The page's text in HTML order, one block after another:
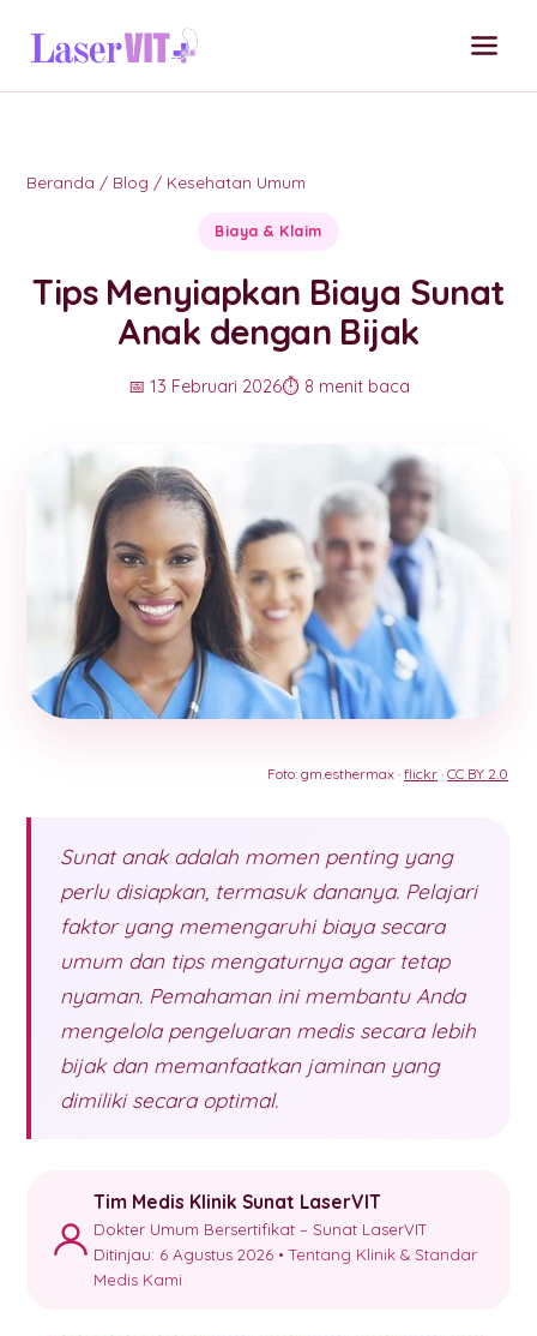
Beranda / Blog / Kesehatan Umum
Biaya & Klaim
Tips Menyiapkan Biaya Sunat
Anak dengan Bijak
📅 13 Februari 2026⏱️ 8 menit baca
Foto: gm.esthermax · flickr · CC BY 2.0
Sunat anak adalah momen penting yang
perlu disiapkan, termasuk dananya. Pelajari
faktor yang memengaruhi biaya secara
umum dan tips mengaturnya agar tetap
nyaman. Pemahaman ini membantu Anda
mengelola pengeluaran medis secara lebih
bijak dan memanfaatkan jaminan yang
dimiliki secara optimal.
Tim Medis Klinik Sunat LaserVIT
Dokter Umum Bersertifikat – Sunat LaserVIT
Ditinjau: 6 Agustus 2026 •Tentang Klinik & Standar
Medis Kami